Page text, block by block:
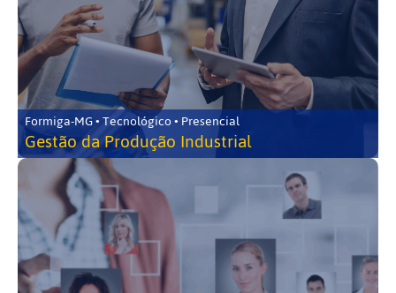
Formiga-MG • Tecnológico • Presencial
Gestão da Produção Industrial